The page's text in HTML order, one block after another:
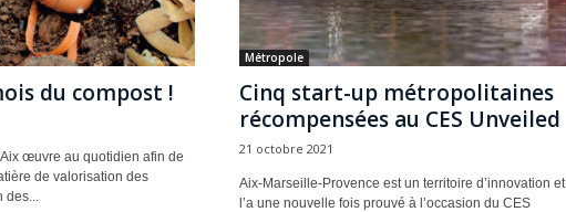
du compost !
œuvre au quotidien afin de
de valorisation des
des...
Métropole
Cinq start-up métropolitaines
récompensées au CES Unveiled
21 octobre 2021
Aix-Marseille-Provence est un territoire d’innovation et
l’a une nouvelle fois prouvé à l’occasion du CES